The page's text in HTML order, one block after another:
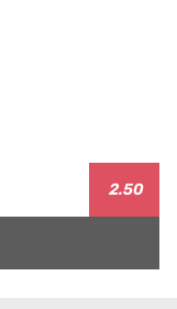
2.50